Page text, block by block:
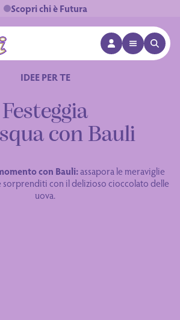
Scopri chi è Futura
APRI MENÙ
APRI
IDEE PER TE
Festeggia
con Bauli
con Bauli:assapora le meraviglie
sorprenditi con il delizioso cioccolato delle
uova.